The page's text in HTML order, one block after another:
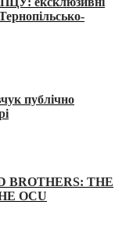
публічно
BROTHERS: THE
OCU